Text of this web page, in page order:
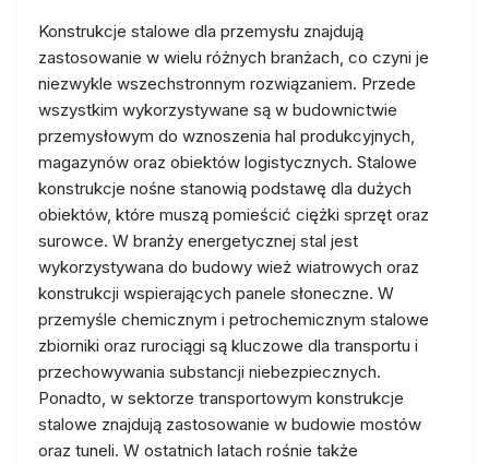
Konstrukcje stalowe dla przemysłu znajdują
zastosowanie w wielu różnych branżach, co czyni je
niezwykle wszechstronnym rozwiązaniem. Przede
wszystkim wykorzystywane są w budownictwie
przemysłowym do wznoszenia hal produkcyjnych,
magazynów oraz obiektów logistycznych. Stalowe
konstrukcje nośne stanowią podstawę dla dużych
obiektów, które muszą pomieścić ciężki sprzęt oraz
surowce. W branży energetycznej stal jest
wykorzystywana do budowy wież wiatrowych oraz
konstrukcji wspierających panele słoneczne. W
przemyśle chemicznym i petrochemicznym stalowe
zbiorniki oraz rurociągi są kluczowe dla transportu i
przechowywania substancji niebezpiecznych.
Ponadto, w sektorze transportowym konstrukcje
stalowe znajdują zastosowanie w budowie mostów
oraz tuneli. W ostatnich latach rośnie także